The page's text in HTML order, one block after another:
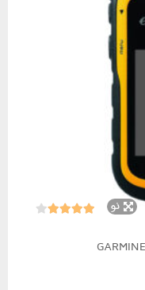
نو